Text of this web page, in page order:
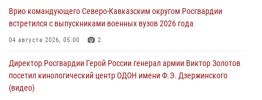
терроризма (видео)
07 августа 2026, 13:30
нарушений миграционного законодательства
Врио командующего Северо-Кавказским округом Росгвардии
встретился с выпускниками военных вузов 2026 года
04 августа 2026, 05:00 2
Директор Росгвардии Герой России генерал армии Виктор Золотов
посетил кинологический центр ОДОН имени Ф.Э. Дзержинского
(видео)